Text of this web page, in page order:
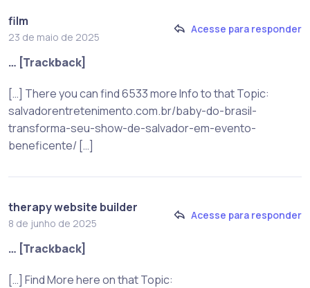
film
23 de maio de 2025
Acesse para responder
… [Trackback]
[…] There you can find 6533 more Info to that Topic:
salvadorentretenimento.com.br/baby-do-brasil-
transforma-seu-show-de-salvador-em-evento-
beneficente/ […]
therapy website builder
8 de junho de 2025
Acesse para responder
… [Trackback]
[…] Find More here on that Topic: